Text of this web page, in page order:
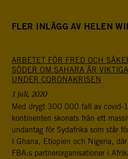
FLER INLÄGG AV HELEN
ARBETET FÖR FRED OCH
SÖDER OM SAHARA ÄR
UNDER CORONAKRISEN
1 juli, 2020
Med drygt 300 000 fall av covid-
kontinenten skonats från ett
undantag för Sydafrika som står
I Ghana, Etiopien och Nigeria,
FBA:s partnerorganisationer i